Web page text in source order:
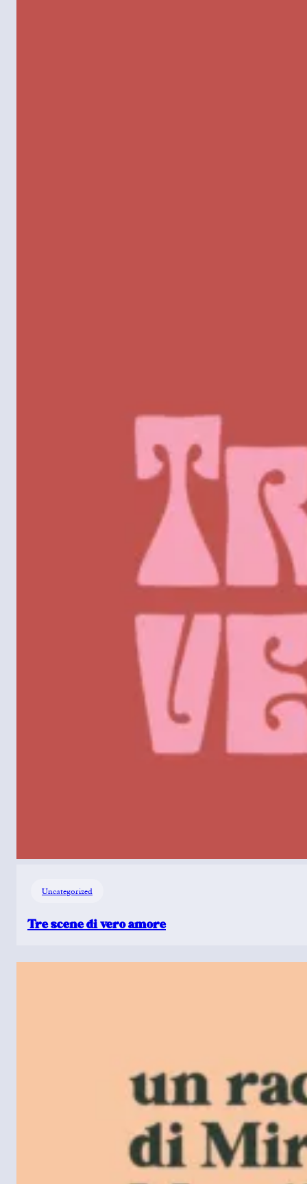
Uncategorized
Tre scene di vero amore